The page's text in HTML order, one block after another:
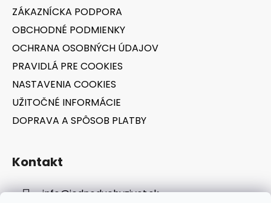
ZÁKAZNÍCKA PODPORA
OBCHODNÉ PODMIENKY
OCHRANA OSOBNÝCH ÚDAJOV
PRAVIDLÁ PRE COOKIES
NASTAVENIA COOKIES
UŽITOČNÉ INFORMÁCIE
DOPRAVA A SPÔSOB PLATBY
Kontakt
info@jednoduchyzivot.sk